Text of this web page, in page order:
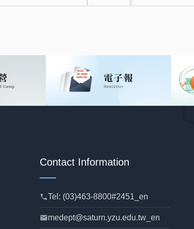
Contact Information
phoneTel: (03)463-8800#2451_en
mailmedept@saturn.yzu.edu.tw_en